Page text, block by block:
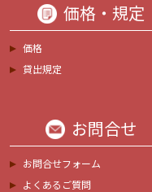
価格・規定
価格
貸出規定
お問合せ
お問合せフォーム
よくあるご質問